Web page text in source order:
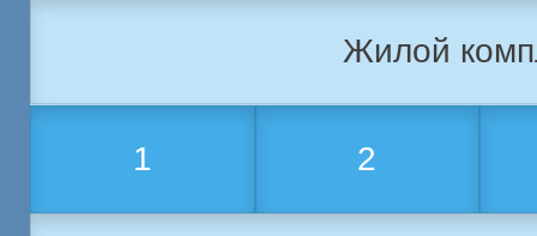
Жилой
1 2